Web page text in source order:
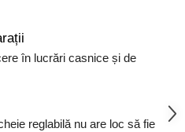
în lucrări casnice și de
reglabilă nu are loc să fie